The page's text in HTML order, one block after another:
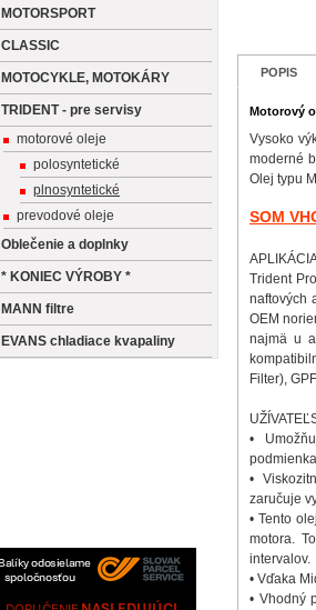
POPIS
Motorový
Vysoko
moderné
Olej typu
SOM
Trident
naftových
OEM
najmä u
Filter),
•
•
zaručuje
• Tento
motora.
intervalov.
• Vďaka
• Vhodný
MOTORSPORT
CLASSIC
MOTOCYKLE, MOTOKÁRY
TRIDENT - pre servisy
motorové oleje
polosyntetické
plnosyntetické
prevodové oleje
Oblečenie a doplnky
* KONIEC VÝROBY *
MANN filtre
EVANS chladiace kvapaliny